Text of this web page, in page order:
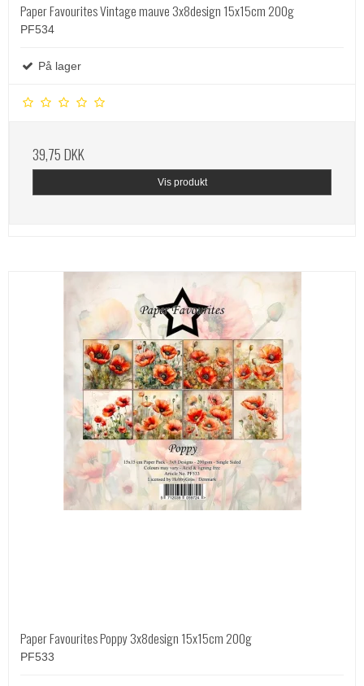
Paper Favourites Vintage mauve 3x8design 15x15cm 200g
PF534
På lager
39,75 DKK
Vis produkt
Paper Favourites Poppy 3x8design 15x15cm 200g
PF533